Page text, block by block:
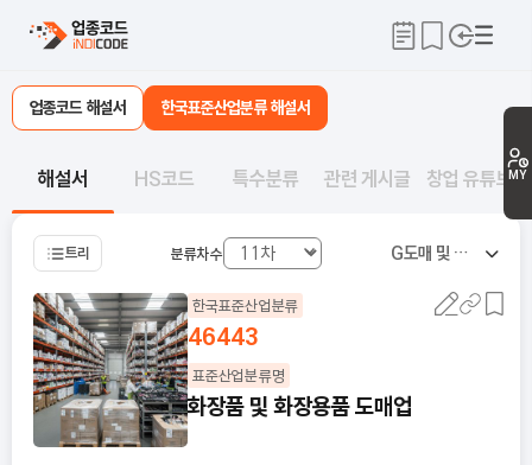
MY
업종코드 해설서 한국표준산업분류 해설서
해설서 HS코드 특수분류 관련 게시글 창업 유튜브
트리 분류차수 G 도매 및 소매업
한국표준산업분류
46443
표준산업분류명
화장품 및 화장용품 도매업